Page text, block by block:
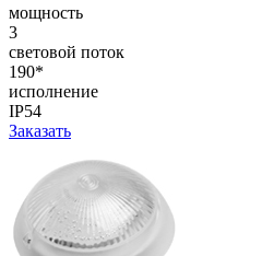
мощность
3
световой поток
190*
исполнение
IP54
Заказать